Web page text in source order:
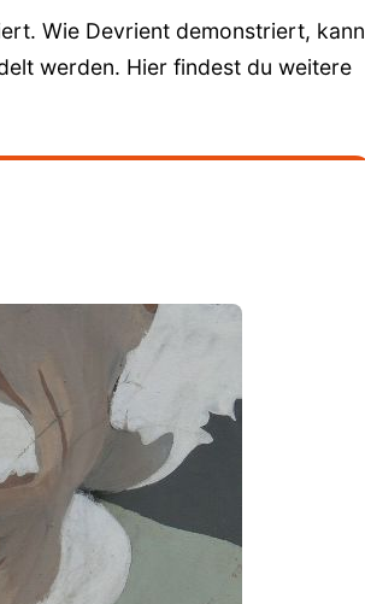
Wie Devrient demonstriert, kann
werden. Hier findest du weitere